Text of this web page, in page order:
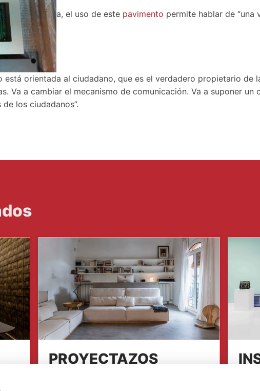
a, el uso de este pavimento permite hablar de “una
orientada al ciudadano, que es el verdadero propietario de
Va a cambiar el mecanismo de comunicación. Va a suponer
los ciudadanos”.
PROYECTAZOS